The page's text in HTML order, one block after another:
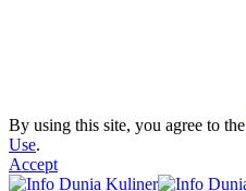
By using this site, you agree to the
Use.
Accept